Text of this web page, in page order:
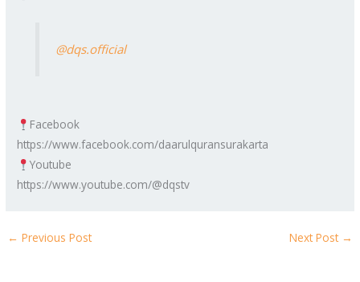
@dqs.official
Facebook
https://www.facebook.com/daarulquransurakarta
Youtube
https://www.youtube.com/@dqstv
← Previous Post Next Post →